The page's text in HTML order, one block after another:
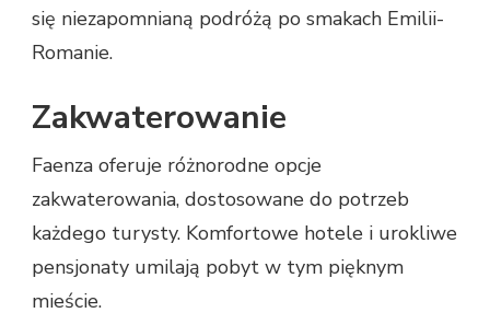
się niezapomnianą podróżą po smakach Emilii-
Romanie.
Zakwaterowanie
Faenza oferuje różnorodne opcje
zakwaterowania, dostosowane do potrzeb
każdego turysty. Komfortowe hotele i urokliwe
pensjonaty umilają pobyt w tym pięknym
mieście.